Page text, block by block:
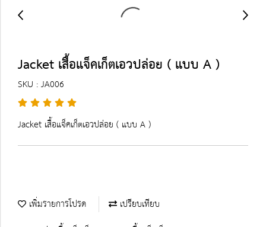
Jacket เสื้อแจ็คเก็ตเอวปล่อย ( แบบ A )
SKU : JA006
Jacket เสื้อแจ็คเก็ตเอวปล่อย ( แบบ A )
เพิ่มรายการโปรด
เปรียบเทียบ